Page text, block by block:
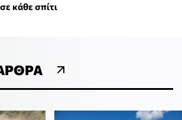
κάθε σπίτι